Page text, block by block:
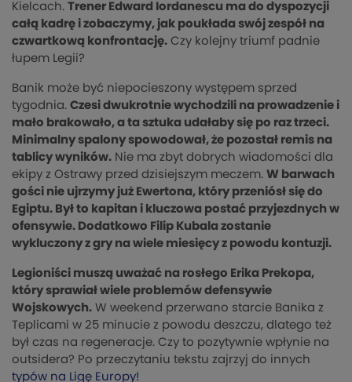
Kielcach. Trener Edward Iordanescu ma do dyspozycji
całą kadrę i zobaczymy, jak poukłada swój zespół na
czwartkową konfrontację. Czy kolejny triumf padnie
łupem Legii?
Banik może być niepocieszony występem sprzed
tygodnia. Czesi dwukrotnie wychodzili na prowadzenie i
mało brakowało, a ta sztuka udałaby się po raz trzeci.
Minimalny spalony spowodował, że pozostał remis na
tablicy wyników. Nie ma zbyt dobrych wiadomości dla
ekipy z Ostrawy przed dzisiejszym meczem. W barwach
gości nie ujrzymy już Ewertona, który przeniósł się do
Egiptu. Był to kapitan i kluczowa postać przyjezdnych w
ofensywie. Dodatkowo Filip Kubala zostanie
wykluczony z gry na wiele miesięcy z powodu kontuzji.
Legioniści muszą uważać na rosłego Erika Prekopa,
który sprawiał wiele problemów defensywie
Wojskowych. W weekend przerwano starcie Banika z
Teplicami w 25 minucie z powodu deszczu, dlatego też
był czas na regeneracje. Czy to pozytywnie wpłynie na
outsidera? Po przeczytaniu tekstu zajrzyj do innych
typów na Ligę Europy!